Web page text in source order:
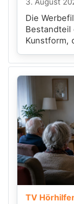
Die
Bestandteil
Kunstform,
TV